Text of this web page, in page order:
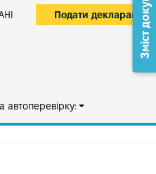
Подати декларацію
автоперевірку: